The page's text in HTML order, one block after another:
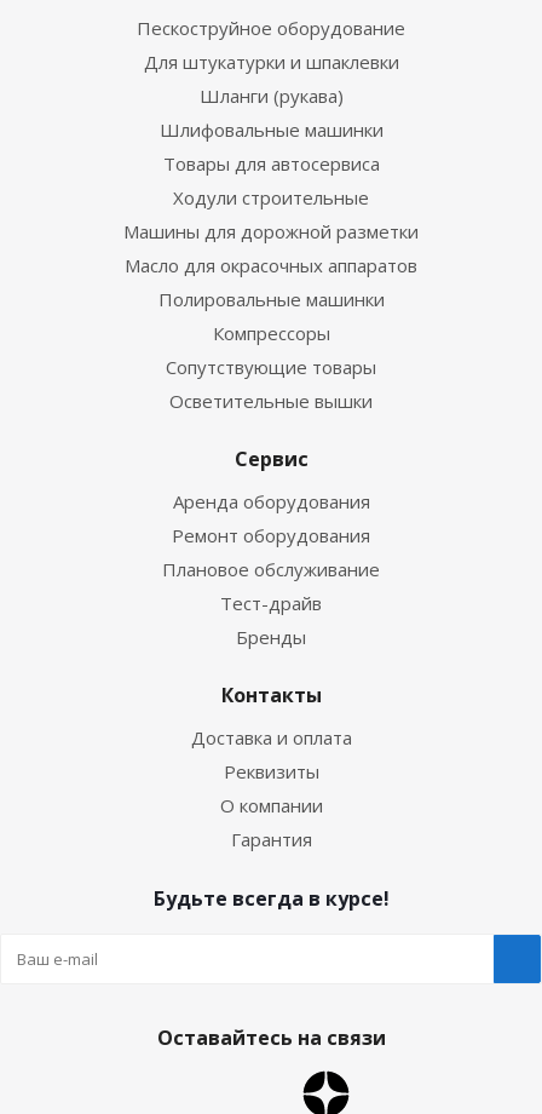
Пескоструйное оборудование
Для штукатурки и шпаклевки
Шланги (рукава)
Шлифовальные машинки
Товары для автосервиса
Ходули строительные
Машины для дорожной разметки
Масло для окрасочных аппаратов
Полировальные машинки
Компрессоры
Сопутствующие товары
Осветительные вышки
Сервис
Аренда оборудования
Ремонт оборудования
Плановое обслуживание
Тест-драйв
Бренды
Контакты
Доставка и оплата
Реквизиты
О компании
Гарантия
Будьте всегда в курсе!
Оставайтесь на связи